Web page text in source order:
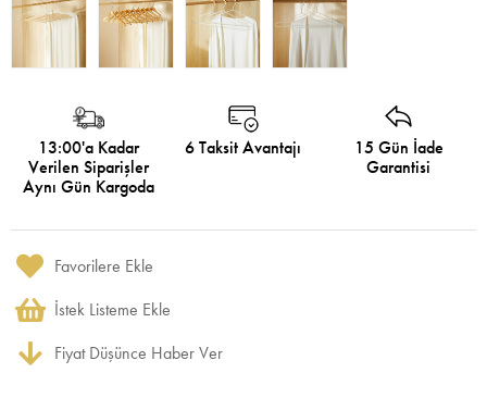
13:00'a Kadar
Verilen Siparişler
Aynı Gün Kargoda
6 Taksit Avantajı
15 Gün İade
Garantisi
Favorilere Ekle
İstek Listeme Ekle
Fiyat Düşünce Haber Ver